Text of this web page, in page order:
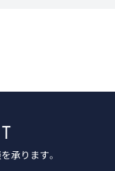
承ります。